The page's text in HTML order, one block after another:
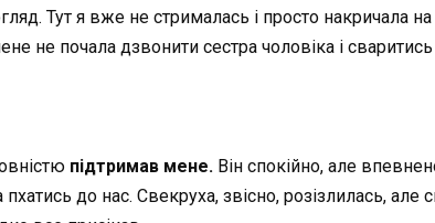
Тут я вже не стрималась і просто накричала
не почала дзвонити сестра чоловіка і
підтримав мене. Він спокійно, але
до нас. Свекруха, звісно, розізлилась,